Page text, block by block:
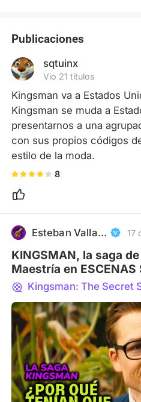
Publicaciones
sqtuinx
Vio 21 títulos
Kingsman va a Estados
Kingsman se muda a
presentarnos a una
con sus propios códigos
estilo de la moda.
8
Esteban Valladares Arce 17
KINGSMAN, la saga
Maestría en ESCENAS
MUERTE
Kingsman: The Secret